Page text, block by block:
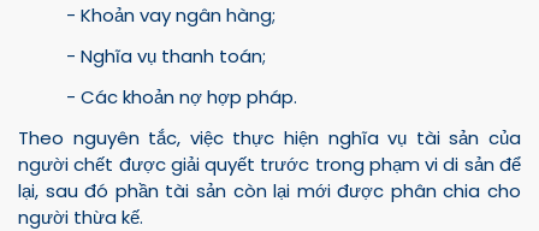
- Khoản vay ngân hàng;
- Nghĩa vụ thanh toán;
- Các khoản nợ hợp pháp.
Theo nguyên tắc, việc thực hiện nghĩa vụ tài sản của
người chết được giải quyết trước trong phạm vi di sản để
lại, sau đó phần tài sản còn lại mới được phân chia cho
người thừa kế.